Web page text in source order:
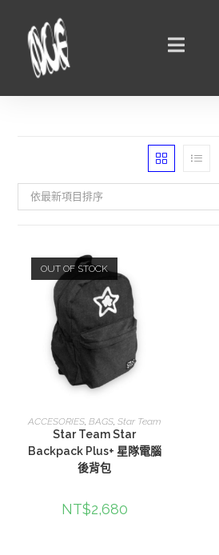
依最新項目排序
OUT OF STOCK
查看內容
ACCESORIES,BAGS,Star Team
Star Team Star
Backpack Plus+ 星隊電腦
後背包
NT$2,680